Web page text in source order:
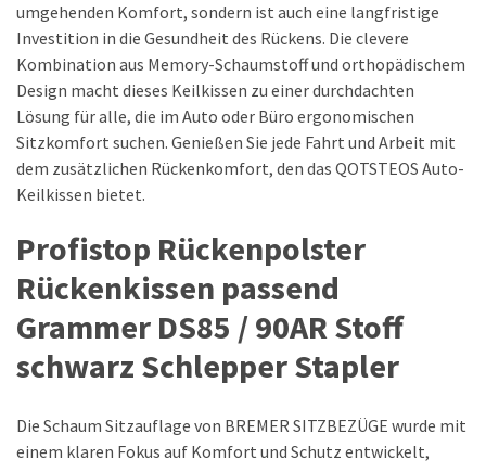
umgehenden Komfort, sondern ist auch eine langfristige
Investition in die Gesundheit des Rückens. Die clevere
Kombination aus Memory-Schaumstoff und orthopädischem
Design macht dieses Keilkissen zu einer durchdachten
Lösung für alle, die im Auto oder Büro ergonomischen
Sitzkomfort suchen. Genießen Sie jede Fahrt und Arbeit mit
dem zusätzlichen Rückenkomfort, den das QOTSTEOS Auto-
Keilkissen bietet.
Profistop Rückenpolster
Rückenkissen passend
Grammer DS85 / 90AR Stoff
schwarz Schlepper Stapler
Die Schaum Sitzauflage von BREMER SITZBEZÜGE wurde mit
einem klaren Fokus auf Komfort und Schutz entwickelt,